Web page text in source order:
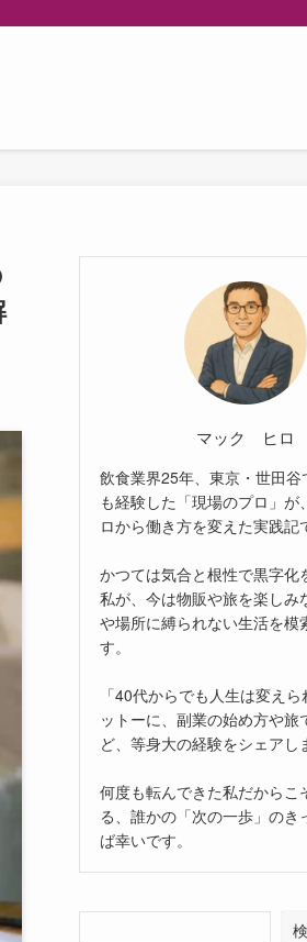
マック ヒロ
飲食業界25年、東京・世田谷
も経験した「現場のプロ」が
ロから働き方を変えた実践記
かつては気合と根性で黒字化
私が、今は物販や旅を楽しみ
や場所に縛られない生活を模
す。
「40代からでも人生は変え
ットーに、副業の始め方や旅
ど、等身大の経験をシェアし
何度も転んできた私だからこ
る、誰かの「次の一歩」のき
ば幸いです。